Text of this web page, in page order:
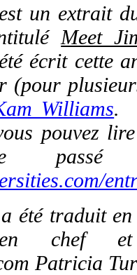
un extrait
Meet
écrit cette
(pour
Williams.
pouvez
passé
a été traduit
chef
Patricia